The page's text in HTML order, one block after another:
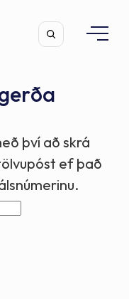
því að skrá
ef það